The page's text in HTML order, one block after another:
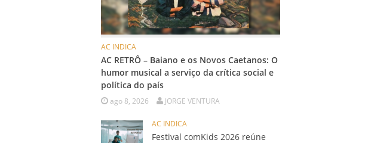
AC INDICA
AC RETRÔ – Baiano e os Novos Caetanos: O
humor musical a serviço da crítica social e
política do país
ago 8, 2026 JORGE VENTURA
AC INDICA
Festival comKids 2026 reúne